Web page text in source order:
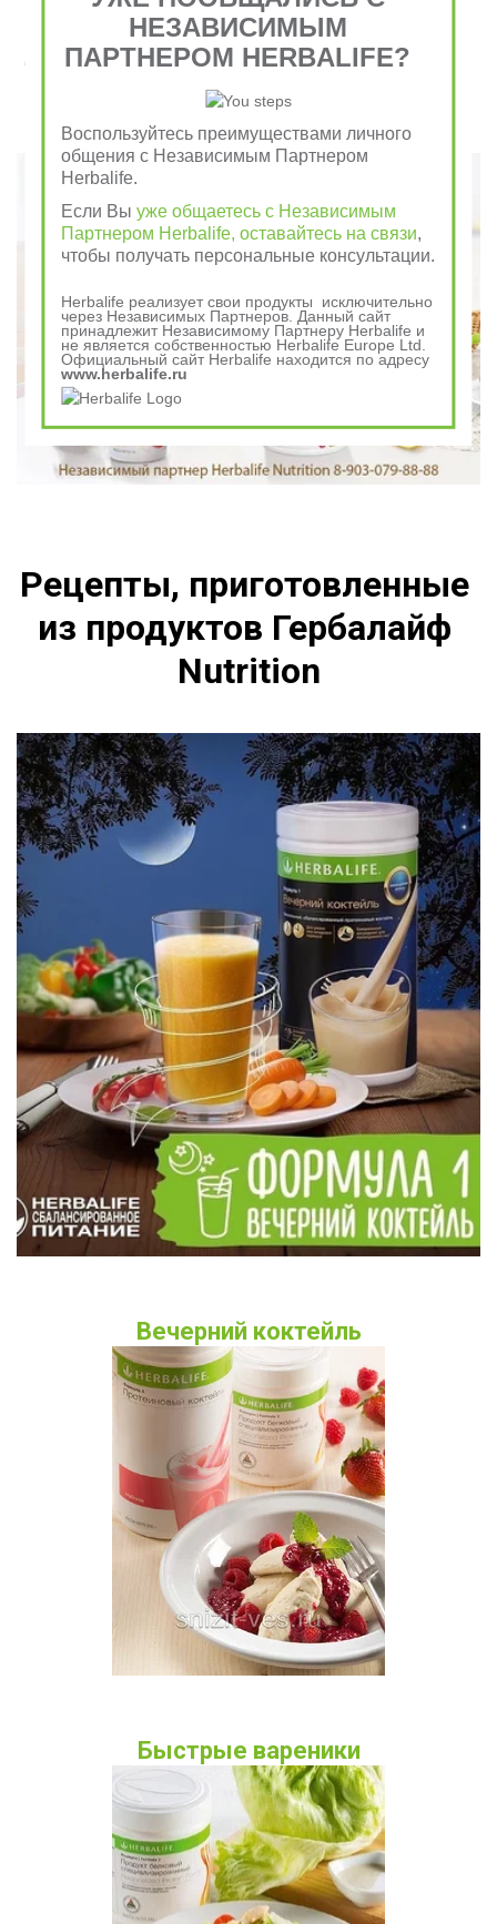
Завтрак съешь сам, обед раздели с другом, ужин
Говорили в древности
Рецепты, приготовленные
из продуктов Гербалайф
Nutrition
Вечерний коктейль
Быстрые вареники
НЕЗАВИСИМЫМ
ПАРТНЕРОМ HERBALIFE?
Воспользуйтесь преимуществами личного
общения с Независимым Партнером
Herbalife.
Если Выуже общаетесь с Независимым
Партнером Herbalife, оставайтесь на связи,
чтобы получать персональные консультации.
Herbalife реализует свои продукты исключительно
через Независимых Партнеров. Данный сайт
принадлежит Независимому Партнеру Herbalife и
не является собственностью Herbalife Europe Ltd.
Официальный сайт Herbalife находится по адресу
www.herbalife.ru